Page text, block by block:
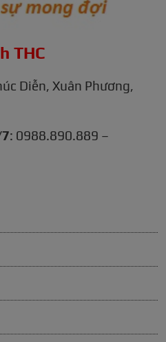
THC
Diễn, Xuân Phương,
: 0988.890.889 –